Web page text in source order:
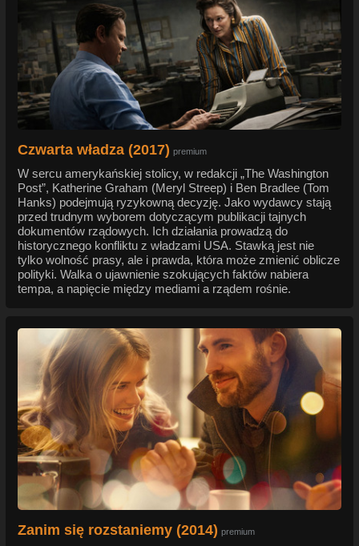
Czwarta władza (2017) premium
W sercu amerykańskiej stolicy, w redakcji „The Washington
Post”, Katherine Graham (Meryl Streep) i Ben Bradlee (Tom
Hanks) podejmują ryzykowną decyzję. Jako wydawcy stają
przed trudnym wyborem dotyczącym publikacji tajnych
dokumentów rządowych. Ich działania prowadzą do
historycznego konfliktu z władzami USA. Stawką jest nie
tylko wolność prasy, ale i prawda, która może zmienić oblicze
polityki. Walka o ujawnienie szokujących faktów nabiera
tempa, a napięcie między mediami a rządem rośnie.
Zanim się rozstaniemy (2014) premium